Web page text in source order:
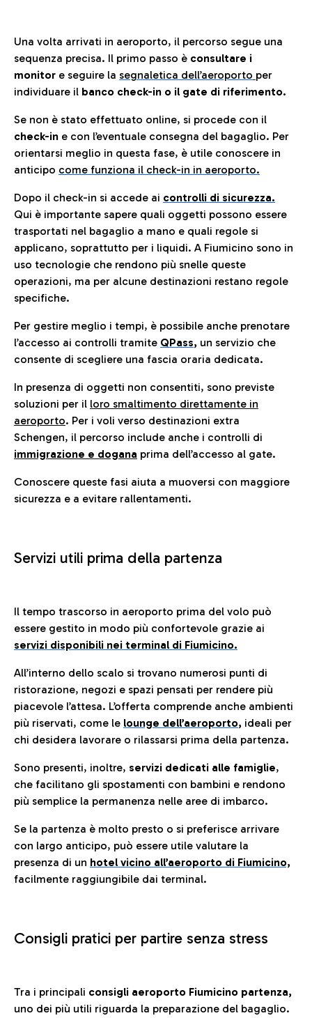
Una volta arrivati in aeroporto, il percorso segue una
sequenza precisa. Il primo passo è consultare i
monitor e seguire la segnaletica dell’aeroporto per
individuare il banco check-in o il gate di riferimento.
Se non è stato effettuato online, si procede con il
check-in e con l’eventuale consegna del bagaglio. Per
orientarsi meglio in questa fase, è utile conoscere in
anticipo come funziona il check-in in aeroporto.
Dopo il check-in si accede ai controlli di sicurezza.
Qui è importante sapere quali oggetti possono essere
trasportati nel bagaglio a mano e quali regole si
applicano, soprattutto per i liquidi. A Fiumicino sono in
uso tecnologie che rendono più snelle queste
operazioni, ma per alcune destinazioni restano regole
specifiche.
Per gestire meglio i tempi, è possibile anche prenotare
l’accesso ai controlli tramite QPass, un servizio che
consente di scegliere una fascia oraria dedicata.
In presenza di oggetti non consentiti, sono previste
soluzioni per il loro smaltimento direttamente in
aeroporto. Per i voli verso destinazioni extra
Schengen, il percorso include anche i controlli di
immigrazione e dogana prima dell’accesso al gate.
Conoscere queste fasi aiuta a muoversi con maggiore
sicurezza e a evitare rallentamenti.
Servizi utili prima della partenza
Il tempo trascorso in aeroporto prima del volo può
essere gestito in modo più confortevole grazie ai
servizi disponibili nei terminal di Fiumicino.
All’interno dello scalo si trovano numerosi punti di
ristorazione, negozi e spazi pensati per rendere più
piacevole l’attesa. L’offerta comprende anche ambienti
più riservati, come le lounge dell’aeroporto, ideali per
chi desidera lavorare o rilassarsi prima della partenza.
Sono presenti, inoltre, servizi dedicati alle famiglie,
che facilitano gli spostamenti con bambini e rendono
più semplice la permanenza nelle aree di imbarco.
Se la partenza è molto presto o si preferisce arrivare
con largo anticipo, può essere utile valutare la
presenza di un hotel vicino all’aeroporto di Fiumicino,
facilmente raggiungibile dai terminal.
Consigli pratici per partire senza stress
Tra i principali consigli aeroporto Fiumicino partenza,
uno dei più utili riguarda la preparazione del bagaglio.